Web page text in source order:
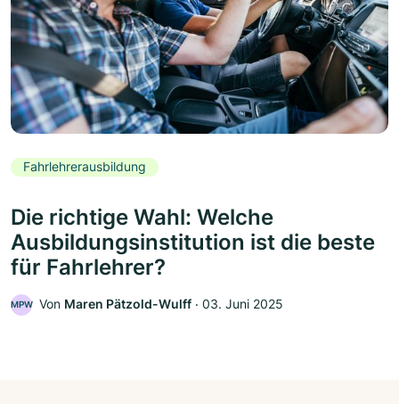
Fahrlehrerausbildung
Die richtige Wahl: Welche
Ausbildungsinstitution ist die beste
für Fahrlehrer?
MPW Von Maren Pätzold-Wulff ‧ 03. Juni 2025